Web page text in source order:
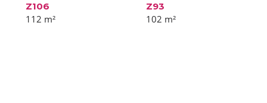
Z106
112 m²
Z93
102 m²